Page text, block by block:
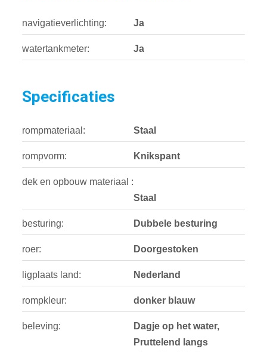
navigatieverlichting: Ja
watertankmeter: Ja
Specificaties
rompmateriaal: Staal
rompvorm: Knikspant
dek en opbouw materiaal :
Staal
besturing: Dubbele besturing
roer: Doorgestoken
ligplaats land: Nederland
rompkleur: donker blauw
beleving:
Dagje op het water,
Pruttelend langs